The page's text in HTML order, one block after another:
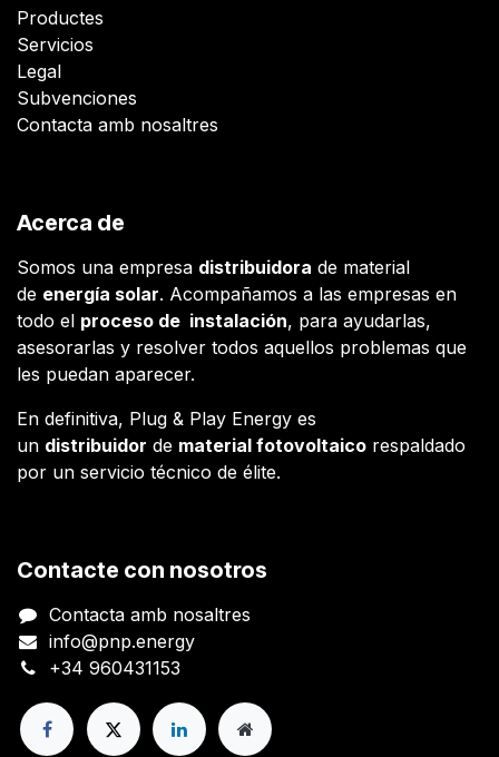
Productes
Servicios
Legal
Subvenciones
Contacta amb nosaltres
Acerca de
Somos una empresa distribuidora de material
de energía solar. Acompañamos a las empresas en
todo el proceso de instalación, para ayudarlas,
asesorarlas y resolver todos aquellos problemas que
les puedan aparecer.
En definitiva, Plug & Play Energy es
un distribuidor de material fotovoltaico respaldado
por un servicio técnico de élite.
Contacte con nosotros
Contacta amb nosaltres
info@pnp.energy
+34 960431153